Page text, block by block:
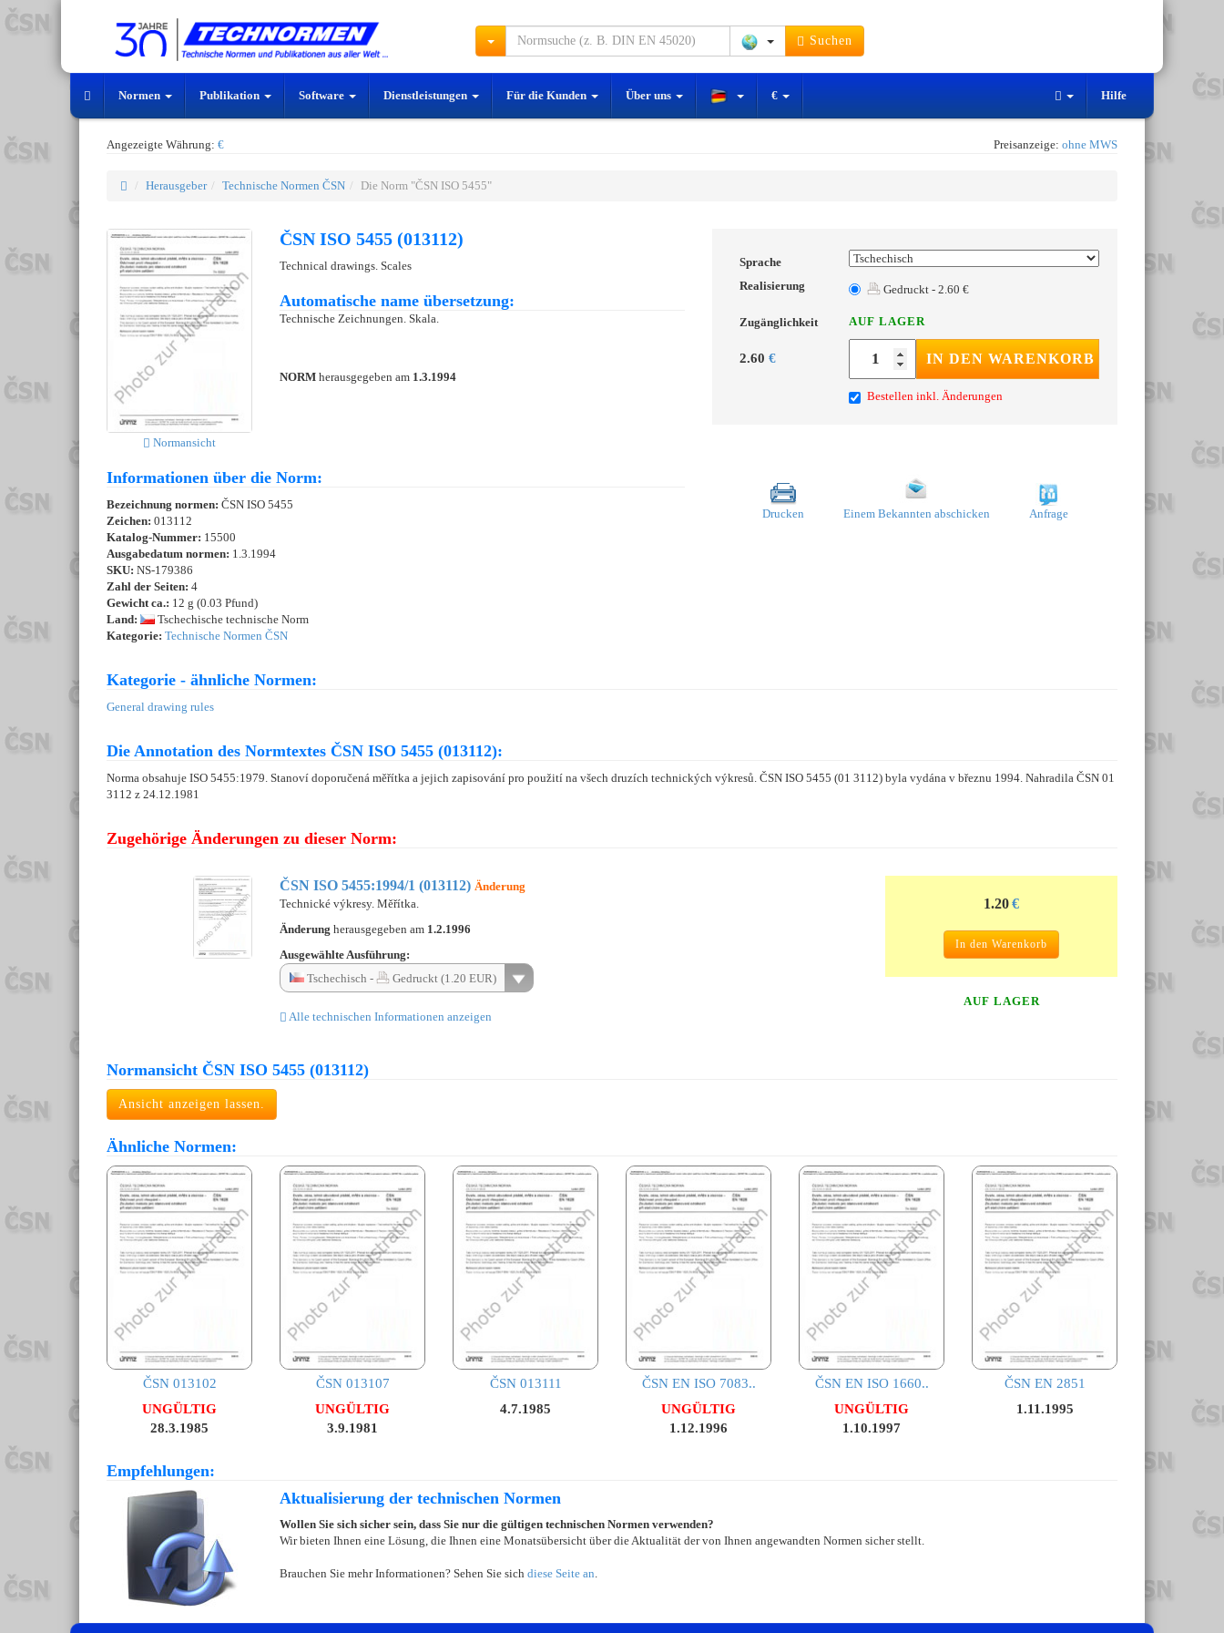
Suchen
Normen Publikation Software Dienstleistungen Für die Kunden Über uns € Hilfe
Angezeigte Währung: € Preisanzeige: ohne MWS
Herausgeber Technische Normen ČSN Die Norm "ČSN ISO 5455"
Normansicht
ČSN ISO 5455 (013112)
Technical drawings. Scales
Automatische name übersetzung:
Technische Zeichnungen. Skala.
NORM herausgegeben am 1.3.1994
Sprache
Realisierung
Gedruckt - 2.60 €
Zugänglichkeit AUF LAGER
2.60 € IN DEN WARENKORB
Bestellen inkl. Änderungen
Informationen über die Norm:
Bezeichnung normen: ČSN ISO 5455
Zeichen: 013112
Katalog-Nummer: 15500
Ausgabedatum normen: 1.3.1994
SKU: NS-179386
Zahl der Seiten: 4
Gewicht ca.: 12 g (0.03 Pfund)
Land:
Tschechische technische Norm
Kategorie: Technische Normen ČSN
Drucken Einem Bekannten abschicken Anfrage
Kategorie - ähnliche Normen:
General drawing rules
Die Annotation des Normtextes ČSN ISO 5455 (013112):
Norma obsahuje ISO 5455:1979. Stanoví doporučená měřítka a jejich zapisování pro použití na všech druzích technických výkresů. ČSN ISO 5455 (01 3112) byla vydána v březnu 1994. Nahradila ČSN 01
3112 z 24.12.1981
Zugehörige Änderungen zu dieser Norm:
ČSN ISO 5455:1994/1 (013112) Änderung
Technické výkresy. Měřítka.
Änderung herausgegeben am 1.2.1996
Ausgewählte Ausführung:
Tschechisch -
Gedruckt (1.20 EUR)
Alle technischen Informationen anzeigen
1.20€
In den Warenkorb
AUF LAGER
Normansicht ČSN ISO 5455 (013112)
Ansicht anzeigen lassen.
Ähnliche Normen:
ČSN 013102
UNGÜLTIG
28.3.1985
ČSN 013107
UNGÜLTIG
3.9.1981
ČSN 013111
4.7.1985
ČSN EN ISO 7083..
UNGÜLTIG
1.12.1996
ČSN EN ISO 1660..
UNGÜLTIG
1.10.1997
ČSN EN 2851
1.11.1995
Empfehlungen:
Aktualisierung der technischen Normen
Wollen Sie sich sicher sein, dass Sie nur die gültigen technischen Normen verwenden?
Wir bieten Ihnen eine Lösung, die Ihnen eine Monatsübersicht über die Aktualität der von Ihnen angewandten Normen sicher stellt.
Brauchen Sie mehr Informationen? Sehen Sie sich diese Seite an.